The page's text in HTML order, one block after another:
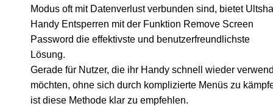
Modus oft mit Datenverlust verbunden sind, bietet
Handy Entsperren mit der Funktion Remove Screen
Password die effektivste und benutzerfreundlichste
Lösung.
Gerade für Nutzer, die ihr Handy schnell wieder
möchten, ohne sich durch komplizierte Menüs zu
ist diese Methode klar zu empfehlen.